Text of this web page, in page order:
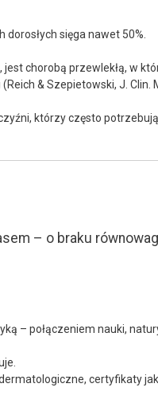
sięga nawet 50%.
jest chorobą przewlekłą, w
& Szepietowski, J. Clin.
którzy często
– o braku
– połączeniem nauki,
certyfikaty